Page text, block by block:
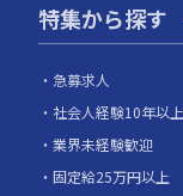
特集から探す
急募求人
社会人経験10年以
業界未経験歓迎
固定給25万円以上